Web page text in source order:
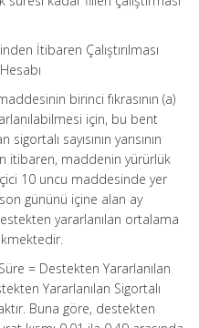
İtibaren Çalıştırılması
birinci fıkrasının (a)
için, bu bent
sayısının yarısının
itibaren, maddenin yürürlük
10 uncu maddesinde yer
gününü içine alan ay
yararlanılan ortalama
= Destekten Yararlanılan
Yararlanılan Sigortalı
Buna göre, destekten